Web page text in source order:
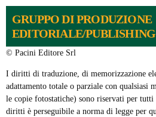
GRUPPO DI PRODUZIONE
EDITORIALE/PUBLISHING
© Pacini Editore Srl
I diritti di traduzione, di memorizzazione
adattamento totale o parziale con qualsiasi
le copie fotostatiche) sono riservati per
diritti è perseguibile a norma di legge per